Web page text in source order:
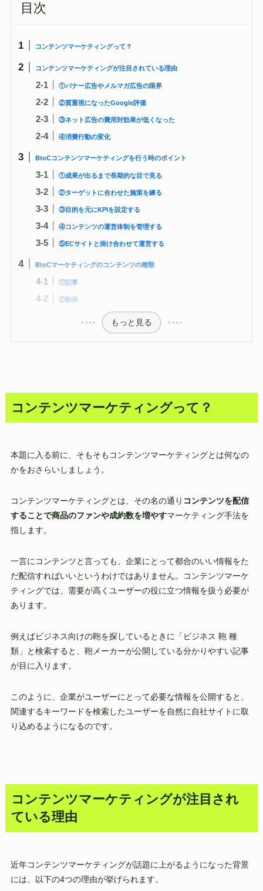
目次
コンテンツマーケティングって？
コンテンツマーケティングが注目されている理由
①バナー広告やメルマガ広告の限界
②質重視になったGoogle評価
③ネット広告の費用対効果が低くなった
④消費行動の変化
BtoCコンテンツマーケティングを行う時のポイント
①成果が出るまで長期的な目で見る
②ターゲットに合わせた施策を練る
③目的を元にKPIを設定する
④コンテンツの運営体制を管理する
⑤ECサイトと掛け合わせて運営する
BtoCマーケティングのコンテンツの種類
①記事
②動画
もっと見る
コンテンツマーケティングって？
本題に入る前に、そもそもコンテンツマーケティングとは何なの
かをおさらいしましょう。
コンテンツマーケティングとは、その名の通り コンテンツを配信
することで商品のファンや成約数を増やすマーケティング手法を
指します。
一言にコンテンツと言っても、企業にとって都合のいい情報をた
だ配信すればいいというわけではありません。コンテンツマーケ
ティングでは、需要が高くユーザーの役に立つ情報を扱う必要が
あります。
例えばビジネス向けの鞄を探しているときに「ビジネス 鞄 種
類」と検索すると、鞄メーカーが公開している分かりやすい記事
が目に入ります。
このように、企業がユーザーにとって必要な情報を公開すると、
関連するキーワードを検索したユーザーを自然に自社サイトに取
り込めるようになるのです。
コンテンツマーケティングが注目され
ている理由
近年コンテンツマーケティングが話題に上がるようになった背景
には、以下の4つの理由が挙げられます。